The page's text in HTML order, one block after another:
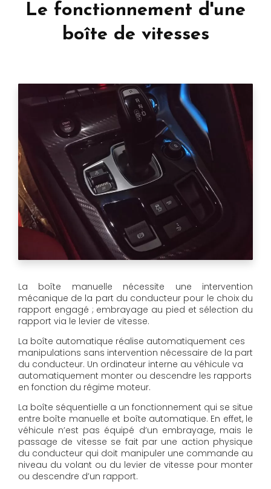
Le fonctionnement d'une
boîte de vitesses
La boîte manuelle nécessite une intervention
mécanique de la part du conducteur pour le choix du
rapport engagé ; embrayage au pied et sélection du
rapport via le levier de vitesse.
La boîte automatique réalise automatiquement ces
manipulations sans intervention nécessaire de la part
du conducteur. Un ordinateur interne au véhicule va
automatiquement monter ou descendre les rapports
en fonction du régime moteur.
La boîte séquentielle a un fonctionnement qui se situe
entre boîte manuelle et boîte automatique. En effet, le
véhicule n’est pas équipé d’un embrayage, mais le
passage de vitesse se fait par une action physique
du conducteur qui doit manipuler une commande au
niveau du volant ou du levier de vitesse pour monter
ou descendre d’un rapport.